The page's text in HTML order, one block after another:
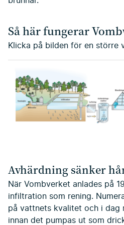
Så här fungerar
Klicka på bilden för en större
Avhärdning sänker
När Vombverket anlades på
infiltration som rening.
på vattnets kvalitet och i dag
innan det pumpas ut som